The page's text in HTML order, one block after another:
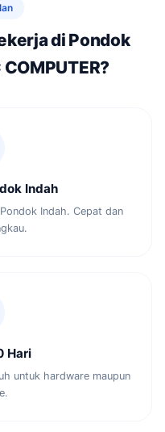
di Pondok
Indah
Indah. Cepat dan
Hari
untuk hardware maupun